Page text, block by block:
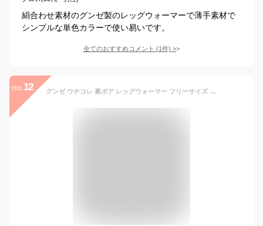
絹合わせ素材のグンゼ製のレッグウォーマーで薄手素材で
シンプルな単色カラーで使い易いです。
全てのおすすめコメント (1件) >
no. 12 グンゼ ウチコレ 裏ボア レッグウォーマー フリーサイズ (GUNZE ウチコレ レッグウォーマー 裏ボア ふんわり 暖かい レディース)